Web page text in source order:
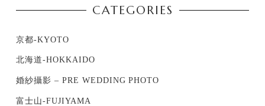
CATEGORIES
京都-KYOTO
北海道-HOKKAIDO
婚紗攝影 – PRE WEDDING PHOTO
富士山-FUJIYAMA